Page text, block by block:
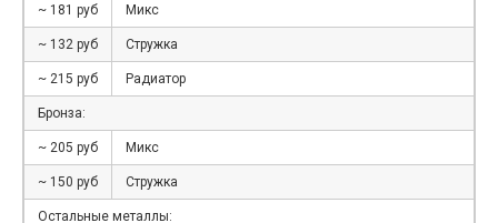
~ 181 руб Микс
~ 132 руб Стружка
~ 215 руб Радиатор
Бронза:
~ 205 руб Микс
~ 150 руб Стружка
Остальные металлы: